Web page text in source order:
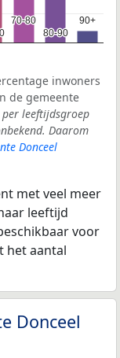
70-80
70-80
80-90
80-90
90+
90+
inwoners
de gemeente
leeftijdsgroep
Daarom
Donceel
met veel meer
leeftijd
voor
het aantal
Donceel